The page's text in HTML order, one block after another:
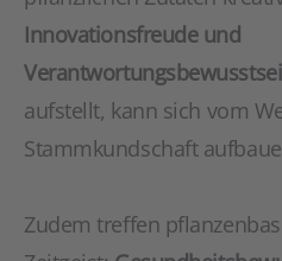
Innovationsfreude und
aufstellt, kann sich vom
Stammkundschaft
Zudem treffen